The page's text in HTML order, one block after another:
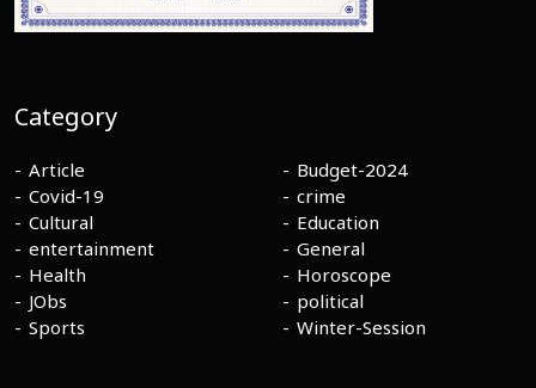
Category
Article
Budget-2024
Covid-19
crime
Cultural
Education
entertainment
General
Health
Horoscope
JObs
political
Sports
Winter-Session